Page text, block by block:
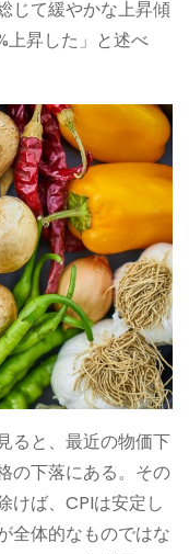
じて緩やかな上昇傾
上昇した」と述べ
ると、最近の物価下
の下落にある。その
けば、CPIは安定し
全体的なものではな